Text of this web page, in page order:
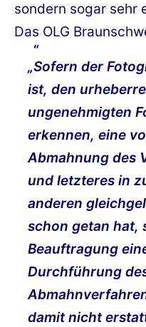
sondern sogar sehr
Das OLG
„Sofern der
ist, den
ungenehmigten
erkennen, eine
Abmahnung des
und letzteres in
anderen
schon getan hat,
Beauftragung
Durchführung
damit nicht